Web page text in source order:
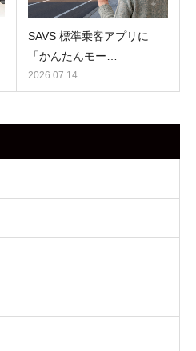
SAVS 標準乗客アプリに
「かんたんモー…
2026.07.14